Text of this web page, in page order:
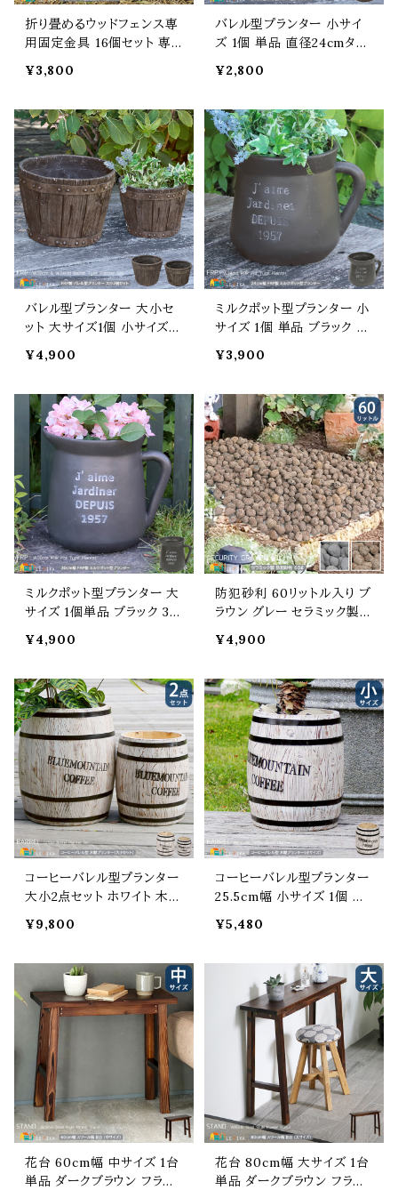
折り畳めるウッドフェンス専
用固定金具 16個セット 専
用金具 ペグ フェンス固定
m 直径0.6cm おすすめ お
しゃれ スチール製 L字金具
幅2cm 奥行3cm 高さ8cm
木製フェンス固定金具 折り
畳みフェンス用固定金具 ガ
ーデニング
¥3,800
バレル型プランター 小サイ
ズ 1個 単品 直径24cmタイ
ランター 幅24cm 奥行24c
ゃれ 北欧 モダン スタイリッ
シュ アンティーク調 錆びな
い 腐らない 軽量 鉢植え 植
木鉢 ガーデニング 庭 ベラ
ンダ ガーデンプランター 花
壇
¥2,800
バレル型プランター 大小セ
ット 大サイズ1個 小サイズ1
ラウン FRPプランター ガー
9.5cm 奥行29.5cm 高さ21.
5cm おすすめ おしゃれ 北
欧 モダン アンティーク調 植
木鉢 鉢植え 小サイズ幅24c
m 奥行24cm 高さ17cm FR
P製
¥4,900
ミルクポット型プランター 小
サイズ 1個 単品 ブラック 24
行23cm 高さ24.5cm FRP
ター おすすめ おしゃれ 北
欧 モダン アンティーク調 植
木鉢 鉢植え ガーデニング
バルコニー 玄関 観葉植物
プランター 錆びない 腐らな
い
¥3,900
ミルクポット型プランター 大
サイズ 1個単品 ブラック 30
行28.5cm 高さ34.5cm FR
ター おすすめ おしゃれ 北
欧 モダン アンティーク調 植
木鉢 鉢植え ガーデニング
バルコニー 玄関 観葉植物
プランター 錆びない 腐らな
い
¥4,900
防犯砂利 60リットル入り ブ
ラウン グレー セラミック製
セラミック製石 一粒2cm〜3
砂利 音の出る砂利 おすす
め 庭 ガーデニング 防犯 8
0db ガーデニング DIY 鉢
底石 マルチング材 発砲セラ
ミック 再生セラミック 砂利
60L
¥4,900
コーヒーバレル型プランター
大小2点セット ホワイト 木製
ランターカバー おすすめ お
ーク調 大サイズ直径35cm
高さ40cm 小サイズ直径25.
5cm 高さ30cm 天然木 ガ
ーデンプランター 庭 ベラン
ダ テラス バルコニー 園芸
¥9,800
コーヒーバレル型プランター
25.5cm幅 小サイズ 1個 単
コーヒー樽型 プランターカ
欧 モダン アンティーク調 直
径25.5cm 高さ30cm 天然
木 ガーデンプランター 庭 ベ
ランダ バルコニー 園芸 水
抜き穴付き 樽型プランター
¥5,480
花台 60cm幅 中サイズ 1台
単品 ダークブラウン フラワ
花台 80cm幅 大サイズ 1台
単品 ダークブラウン フラワ